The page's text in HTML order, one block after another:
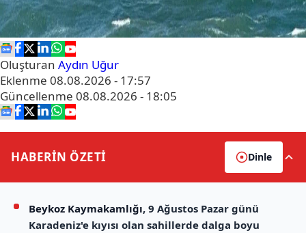
Oluşturan Aydın Uğur
Eklenme 08.08.2026 - 17:57
Güncellenme 08.08.2026 - 18:05
HABERİN ÖZETİ Dinle
Beykoz Kaymakamlığı, 9 Ağustos Pazar günü
Karadeniz'e kıyısı olan sahillerde dalga boyu